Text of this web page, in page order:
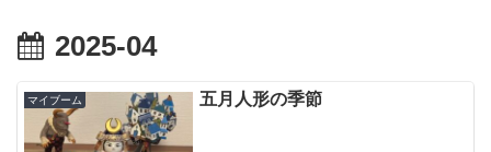
2025-04
マイブーム 五月人形の季節